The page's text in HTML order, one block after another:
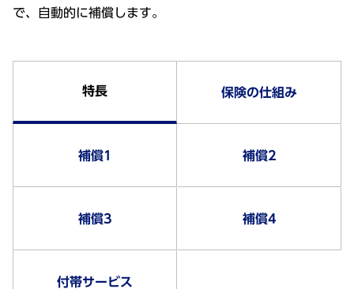
で、自動的に補償します。
特長 保険の仕組み
補償1 補償2
補償3 補償4
付帯サービス